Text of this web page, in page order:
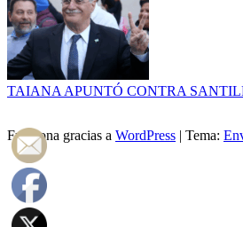
TAIANA APUNTÓ CONTRA
Funciona gracias a WordPress | Tema: